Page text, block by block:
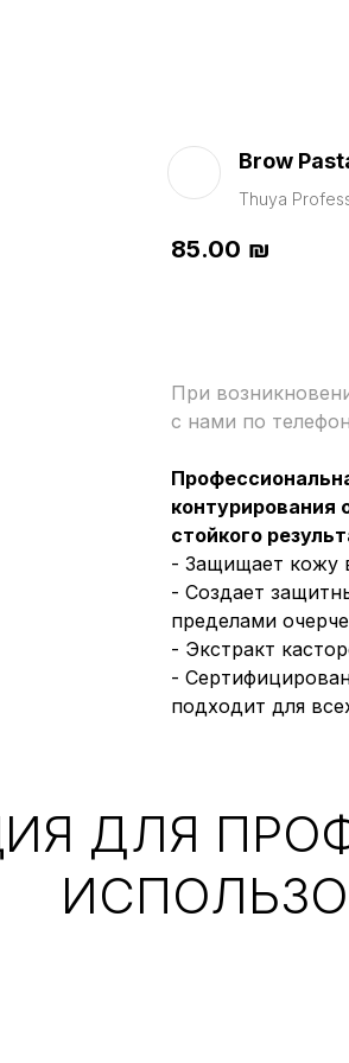
Brow
Thuya
85.00 ₪
При
с нами по
контурирования
стойкого
- Защищает кожу
- Создает
пределами
- Экстракт
-
подходит для
ДЛЯ